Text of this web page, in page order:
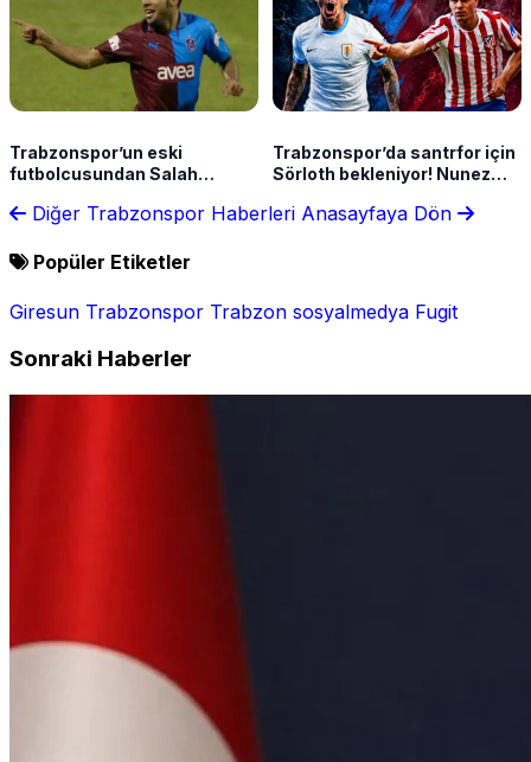
Trabzonspor’un eski
futbolcusundan Salah
referans verdim”
Trabzonspor’da santrfor için
Sörloth bekleniyor! Nunez
Diğer Trabzonspor Haberleri Anasayfaya Dön
Popüler Etiketler
Giresun Trabzonspor Trabzon sosyalmedya Fugit
Sonraki Haberler